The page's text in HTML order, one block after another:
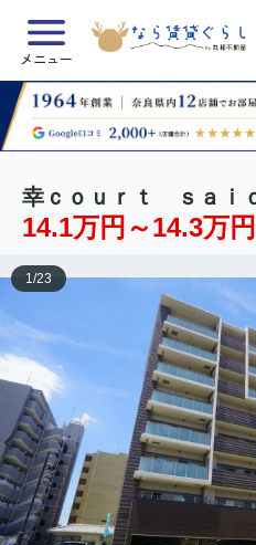
メニュー
幸ｃｏｕｒｔ ｓａｉ
14.1万円～14.3万円
1/23